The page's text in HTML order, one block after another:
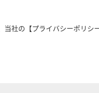
当社の 【プライバシーポリシ